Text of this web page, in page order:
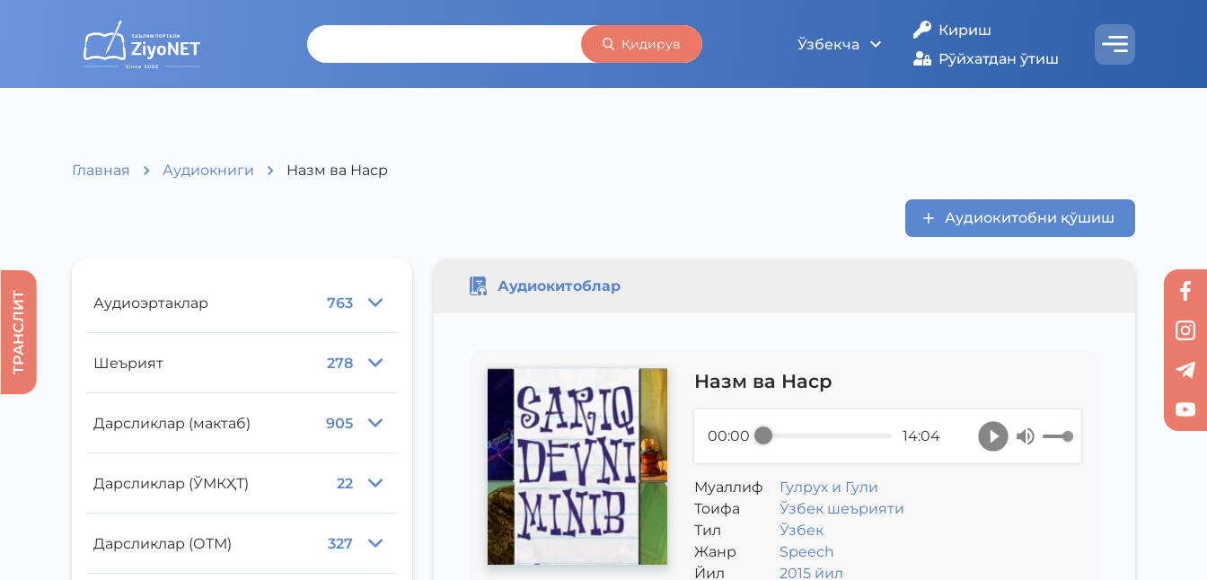
Қидирув Ўзбекча
Кириш
Рўйхатдан ўтиш
Главная Аудиокниги Назм ва Наср
Аудиокитобни қўшиш
Аудиоэртаклар 763
Шеърият 278
Дарсликлар (мактаб) 905
Дарсликлар (ЎМКҲТ) 22
Дарсликлар (ОТМ) 327
Аудиокитоблар
Назм ва Наср
00:00 14:04
Муаллиф
Гулрух и Гули
Toифа
Ўзбек шеърияти
Тил
Ўзбек
Жанр
Speech
Йил
2015 йил
ТРАНСЛИТ